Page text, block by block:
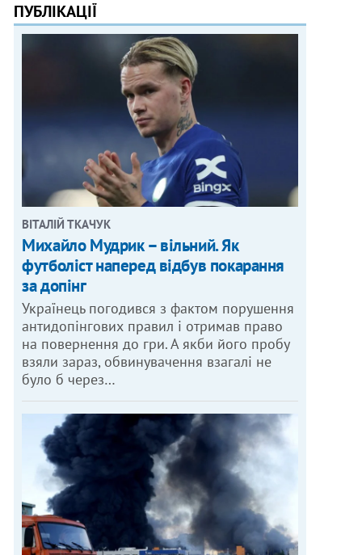
ПУБЛІКАЦІЇ
ВІТАЛІЙ ТКАЧУК
Михайло Мудрик – вільний. Як
футболіст наперед відбув покарання
за допінг
Українець погодився з фактом порушення
антидопінгових правил і отримав право
на повернення до гри. А якби його пробу
взяли зараз, обвинувачення взагалі не
було б через…